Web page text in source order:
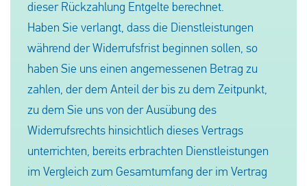
dieser Rückzahlung Entgelte berechnet.
Haben Sie verlangt, dass die Dienstleistungen
während der Widerrufsfrist beginnen sollen, so
haben Sie uns einen angemessenen Betrag zu
zahlen, der dem Anteil der bis zu dem Zeitpunkt,
zu dem Sie uns von der Ausübung des
Widerrufsrechts hinsichtlich dieses Vertrags
unterrichten, bereits erbrachten Dienstleistungen
im Vergleich zum Gesamtumfang der im Vertrag